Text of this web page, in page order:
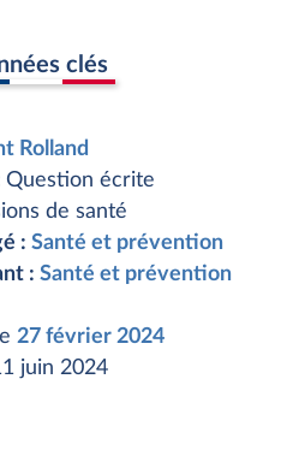
clés
Rolland
Question écrite
de santé
: Santé et prévention
: Santé et prévention
27 février 2024
juin 2024